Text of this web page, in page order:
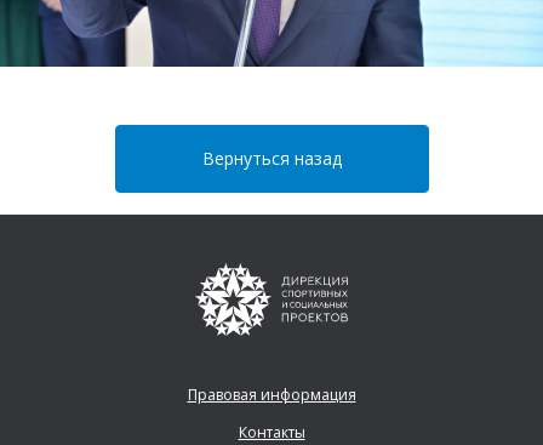
Вернуться назад
Правовая информация
Контакты